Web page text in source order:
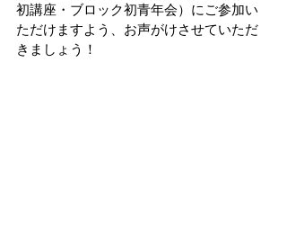
初講座・ブロック初青年会）にご参加い
ただけますよう、お声がけさせていただ
きましょう！